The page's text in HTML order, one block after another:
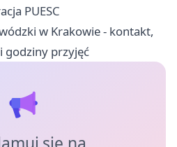
PUESC
w Krakowie - kontakt,
godziny przyjęć